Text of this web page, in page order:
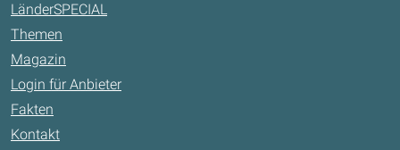
LänderSPECIAL
Themen
Magazin
Login für Anbieter
Fakten
Kontakt